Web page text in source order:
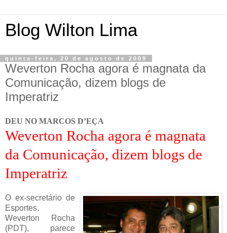
Blog Wilton Lima
quinta-feira, 20 de agosto de 2009
Weverton Rocha agora é magnata da
Comunicação, dizem blogs de
Imperatriz
DEU NO MARCOS D’EÇA
Weverton Rocha agora é magnata
da Comunicação, dizem blogs de
Imperatriz
O ex-secretário de
Esportes,
Weverton Rocha
(PDT), parece